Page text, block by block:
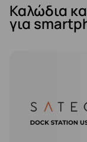
Καλώδια
για